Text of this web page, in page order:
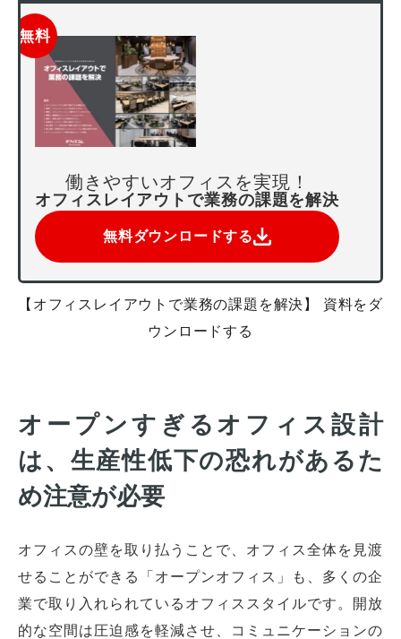
無料
働きやすいオフィスを実現！
オフィスレイアウトで業務の課題を解決
無料ダウンロードする
【オフィスレイアウトで業務の課題を解決】 資料をダ
ウンロードする
オープンすぎるオフィス設計
は、生産性低下の恐れがあるた
め注意が必要
オフィスの壁を取り払うことで、オフィス全体を見渡
せることができる「オープンオフィス」も、多くの企
業で取り入れられているオフィススタイルです。開放
的な空間は圧迫感を軽減させ、コミュニケーションの